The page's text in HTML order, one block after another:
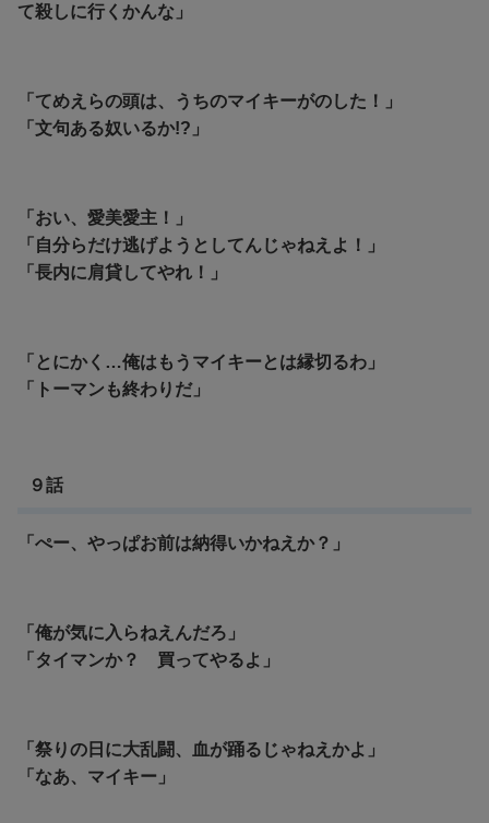
て殺しに行くかんな」
「てめえらの頭は、うちのマイキーがのした！」
「文句ある奴いるか!?」
「おい、愛美愛主！」
「自分らだけ逃げようとしてんじゃねえよ！」
「長内に肩貸してやれ！」
「とにかく…俺はもうマイキーとは縁切るわ」
「トーマンも終わりだ」
９話
「ぺー、やっぱお前は納得いかねえか？」
「俺が気に入らねえんだろ」
「タイマンか？ 買ってやるよ」
「祭りの日に大乱闘、血が踊るじゃねえかよ」
「なあ、マイキー」